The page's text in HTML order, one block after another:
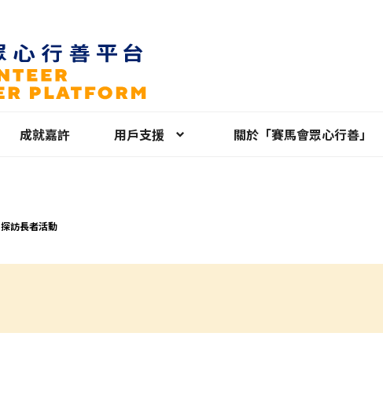
成就嘉許 用戶支援 關於「賽馬會眾心行善」
探訪長者活動